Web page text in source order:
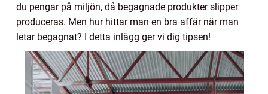
du pengar på miljön, då begagnade produkter slipper
produceras. Men hur hittar man en bra affär när man
letar begagnat? I detta inlägg ger vi dig tipsen!